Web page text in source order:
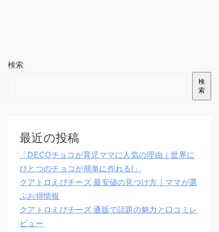
検索
検
索
最近の投稿
「DECOチョコが育児ママに人気の理由｜世界に
ひとつのチョコが簡単に作れる!」
クアトロえびチーズ 最安値の見つけ方｜ママが選
ぶお得情報
クアトロえびチーズ 通販で話題の魅力と口コミレ
ビュー